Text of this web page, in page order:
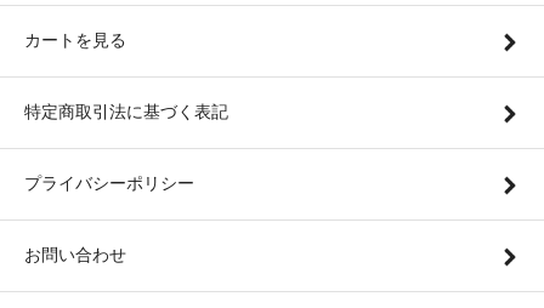
カートを見る
特定商取引法に基づく表記
プライバシーポリシー
お問い合わせ